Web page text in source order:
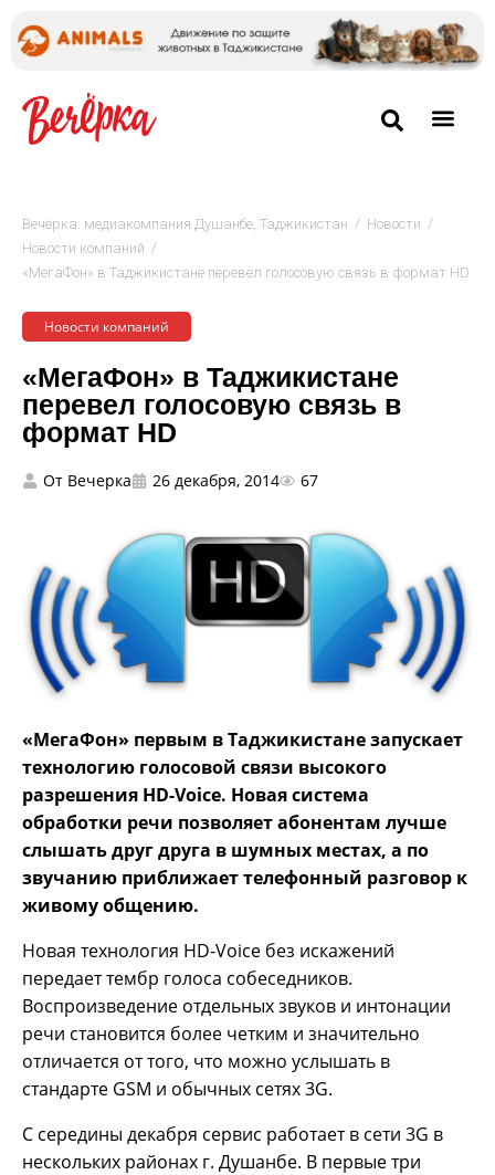
Вечёрка: медиакомпания Душанбе, Таджикистан / Новости /
Новости компаний /
«МегаФон» в Таджикистане перевел голосовую связь в формат HD
Новости компаний
«МегаФон» в Таджикистане
перевел голосовую связь в
формат HD
От Вечерка 26 декабря, 2014 67
«МегаФон» первым в Таджикистане запускает
технологию голосовой связи высокого
разрешения HD-Voice. Новая система
обработки речи позволяет абонентам лучше
слышать друг друга в шумных местах, а по
звучанию приближает телефонный разговор к
живому общению.
Новая технология HD-Voice без искажений
передает тембр голоса собеседников.
Воспроизведение отдельных звуков и интонации
речи становится более четким и значительно
отличается от того, что можно услышать в
стандарте GSM и обычных сетях 3G.
С середины декабря сервис работает в сети 3G в
нескольких районах г. Душанбе. В первые три